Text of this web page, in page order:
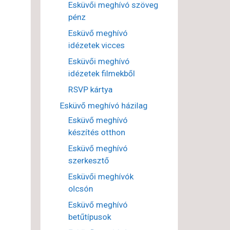
Esküvői meghívó szöveg
pénz
Esküvő meghívó
idézetek vicces
Esküvői meghívó
idézetek filmekből
RSVP kártya
Esküvő meghívó házilag
Esküvő meghívó
készítés otthon
Esküvő meghívó
szerkesztő
Esküvői meghívók
olcsón
Esküvő meghívó
betűtípusok